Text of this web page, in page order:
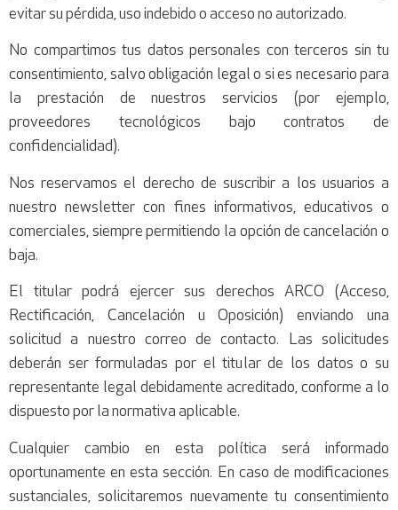
evitar su pérdida, uso indebido o acceso no autorizado.
No compartimos tus datos personales con terceros sin tu
consentimiento, salvo obligación legal o si es necesario para
la prestación de nuestros servicios (por ejemplo,
proveedores tecnológicos bajo contratos de
confidencialidad).
Nos reservamos el derecho de suscribir a los usuarios a
nuestro newsletter con fines informativos, educativos o
comerciales, siempre permitiendo la opción de cancelación o
baja.
El titular podrá ejercer sus derechos ARCO (Acceso,
Rectificación, Cancelación u Oposición) enviando una
solicitud a nuestro correo de contacto. Las solicitudes
deberán ser formuladas por el titular de los datos o su
representante legal debidamente acreditado, conforme a lo
dispuesto por la normativa aplicable.
Cualquier cambio en esta política será informado
oportunamente en esta sección. En caso de modificaciones
sustanciales, solicitaremos nuevamente tu consentimiento